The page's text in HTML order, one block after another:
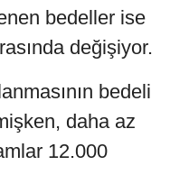
bedeller ise
değişiyor.
bedeli
daha az
12.000